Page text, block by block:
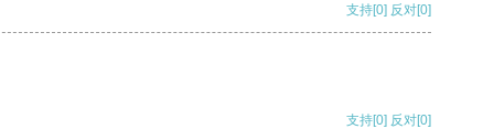
支持[0] 反对[0]
支持[0] 反对[0]